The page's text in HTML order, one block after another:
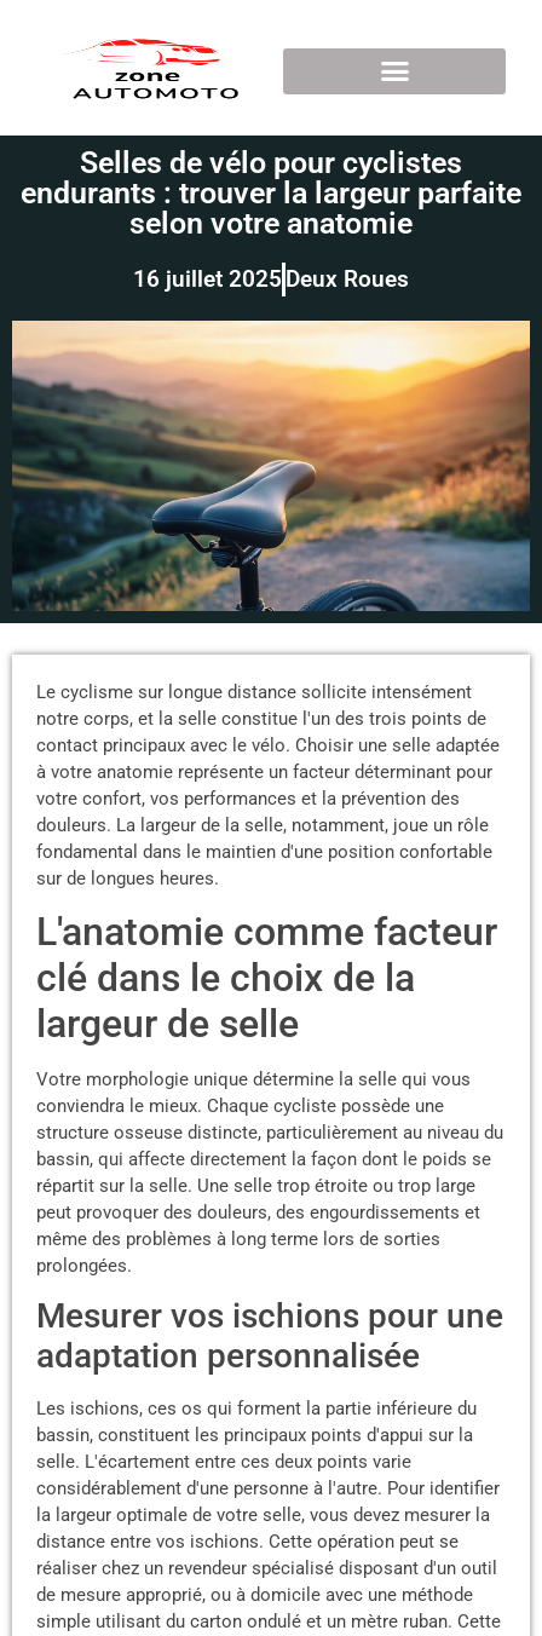
Selles de vélo pour cyclistes
endurants : trouver la largeur parfaite
selon votre anatomie
16 juillet 2025 Deux Roues
Le cyclisme sur longue distance sollicite intensément
notre corps, et la selle constitue l'un des trois points de
contact principaux avec le vélo. Choisir une selle adaptée
à votre anatomie représente un facteur déterminant pour
votre confort, vos performances et la prévention des
douleurs. La largeur de la selle, notamment, joue un rôle
fondamental dans le maintien d'une position confortable
sur de longues heures.
L'anatomie comme facteur
clé dans le choix de la
largeur de selle
Votre morphologie unique détermine la selle qui vous
conviendra le mieux. Chaque cycliste possède une
structure osseuse distincte, particulièrement au niveau du
bassin, qui affecte directement la façon dont le poids se
répartit sur la selle. Une selle trop étroite ou trop large
peut provoquer des douleurs, des engourdissements et
même des problèmes à long terme lors de sorties
prolongées.
Mesurer vos ischions pour une
adaptation personnalisée
Les ischions, ces os qui forment la partie inférieure du
bassin, constituent les principaux points d'appui sur la
selle. L'écartement entre ces deux points varie
considérablement d'une personne à l'autre. Pour identifier
la largeur optimale de votre selle, vous devez mesurer la
distance entre vos ischions. Cette opération peut se
réaliser chez un revendeur spécialisé disposant d'un outil
de mesure approprié, ou à domicile avec une méthode
simple utilisant du carton ondulé et un mètre ruban. Cette